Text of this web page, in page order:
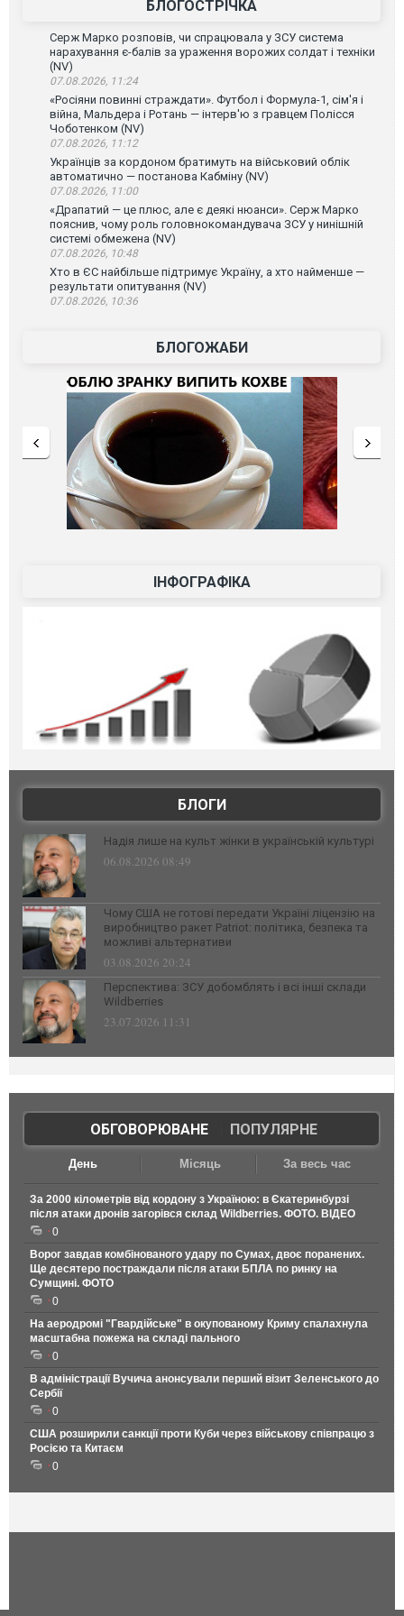
БЛОГОСТРІЧКА
Серж Марко розповів, чи спрацювала у ЗСУ система
нарахування є-балів за ураження ворожих солдат і техніки
(NV)
07.08.2026, 11:24
«Росіяни повинні страждати». Футбол і Формула-1, сім'я і
війна, Мальдера і Ротань — інтерв'ю з гравцем Полісся
Чоботенком (NV)
07.08.2026, 11:12
Українців за кордоном братимуть на військовий облік
автоматично — постанова Кабміну (NV)
07.08.2026, 11:00
«Драпатий — це плюс, але є деякі нюанси». Серж Марко
пояснив, чому роль головнокомандувача ЗСУ у нинішній
системі обмежена (NV)
07.08.2026, 10:48
Хто в ЄС найбільше підтримує Україну, а хто найменше —
результати опитування (NV)
07.08.2026, 10:36
БЛОГОЖАБИ
ІНФОГРАФІКА
БЛОГИ
Надія лише на культ жінки в українській культурі
06.08.2026 08:49
Чому США не готові передати Україні ліцензію на
виробництво ракет Patriot: політика, безпека та
можливі альтернативи
03.08.2026 20:24
Перспектива: ЗСУ добомблять і всі інші склади
Wildberries
23.07.2026 11:31
ОБГОВОРЮВАНЕ| ПОПУЛЯРНЕ
День Місяць За весь час
За 2000 кілометрів від кордону з Україною: в Єкатеринбурзі
після атаки дронів загорівся склад Wildberries. ФОТО. ВІДЕО
0
Ворог завдав комбінованого удару по Сумах, двоє поранених.
Ще десятеро постраждали після атаки БПЛА по ринку на
Сумщині. ФОТО
0
На аеродромі "Гвардійське" в окупованому Криму спалахнула
масштабна пожежа на складі пального
0
В адміністрації Вучича анонсували перший візит Зеленського до
Сербії
0
США розширили санкції проти Куби через військову співпрацю з
Росією та Китаєм
0